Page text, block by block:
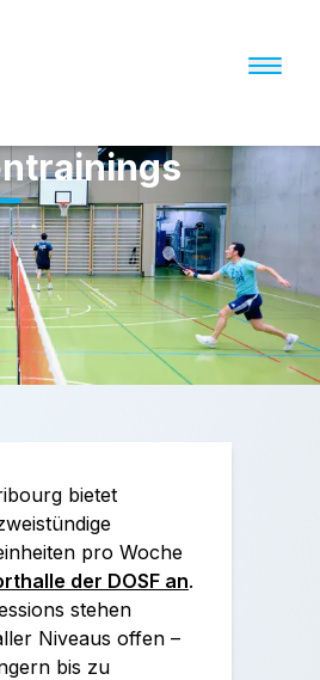
bietet
pro Woche
der DOSF an.
stehen
Niveaus offen –
bis zu